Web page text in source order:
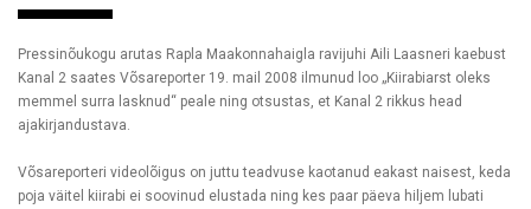
Pressinõukogu arutas Rapla Maakonnahaigla ravijuhi Aili Laasneri kaebust
Kanal 2 saates Võsareporter 19. mail 2008 ilmunud loo „Kiirabiarst oleks
memmel surra lasknud“ peale ning otsustas, et Kanal 2 rikkus head
ajakirjandustava.
Võsareporteri videolõigus on juttu teadvuse kaotanud eakast naisest, keda
poja väitel kiirabi ei soovinud elustada ning kes paar päeva hiljem lubati